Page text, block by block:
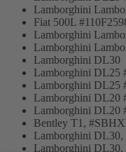
Lamborghini
Fiat 500L
Lamborghini
Lamborghini
Lamborghini DL30
Lamborghini DL25
Lamborghini DL25
Lamborghini DL20
Lamborghini DL20
Bentley T1,
Lamborghini
Lamborghini